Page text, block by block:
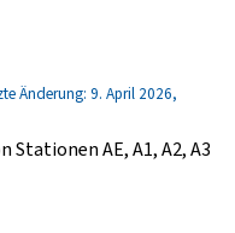
Änderung: 9. April 2026,
AE, A1, A2, A3